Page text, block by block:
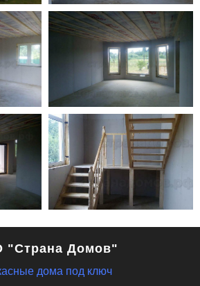
"Страна Домов"
дома под ключ